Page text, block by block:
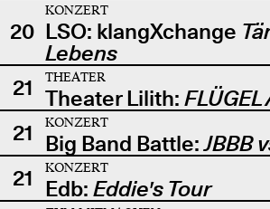
20
KONZERT
LSO: klangXchange
Lebens
21
THEATER
Theater Lilith: FLÜGEL
21
KONZERT
Big Band Battle:JBBB
21
KONZERT
Edb: Eddie's Tour